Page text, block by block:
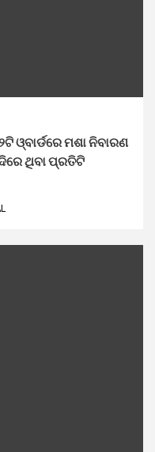
ଓ୍ବାର୍ଡରେ ମଶା ନିବାରଣ
ଥିବା ପ୍ରତିଟି